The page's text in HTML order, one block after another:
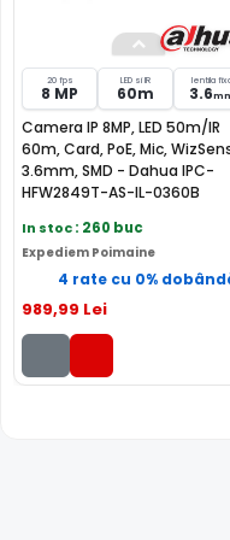
Cu ajutorul functie SMD
HFW3649T1-AS-PV-
inteligenta, facand
om sau masina,
vegetatie, animale,
20 fps
8 MP
LED si IR
60m
lentila
3.6
Camera IP 8MP, LED 50m/IR
60m, Card, PoE, Mic,
3.6mm, SMD - Dahua IPC-
HFW2849T-AS-IL-0360B
In stoc: 260 buc
Expediem Poimaine
4 rate cu 0%
989,99 Lei